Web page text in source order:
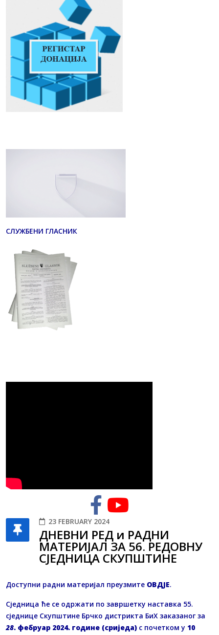
СЛУЖБЕНИ ГЛАСНИК
23 FEBRUARY 2024
ДНЕВНИ РЕД и РАДНИ
МАТЕРИЈАЛ ЗА 56. РЕДОВНУ
СЈЕДНИЦA СКУПШТИНЕ
Доступни радни материјал преузмите OВДЈЕ.
Сједница ће се одржати по завршетку наставка 55.
сједнице Скупштине Брчко дистрикта БиХ заказаног за
28. фебруар 2024. године (сриједа) с почетком у 10